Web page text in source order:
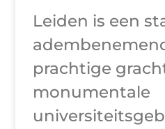
Leiden is een
prachtige
monumentale